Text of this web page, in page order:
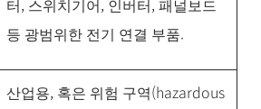
터, 스위치기어, 인버터, 패널보드
등 광범위한 전기 연결 부품.
산업용, 혹은 위험 구역(hazardous